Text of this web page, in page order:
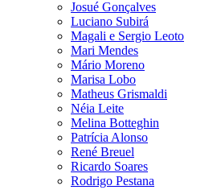
Josué Gonçalves
Luciano Subirá
Magali e Sergio Leoto
Mari Mendes
Mário Moreno
Marisa Lobo
Matheus Grismaldi
Néia Leite
Melina Botteghin
Patrícia Alonso
René Breuel
Ricardo Soares
Rodrigo Pestana